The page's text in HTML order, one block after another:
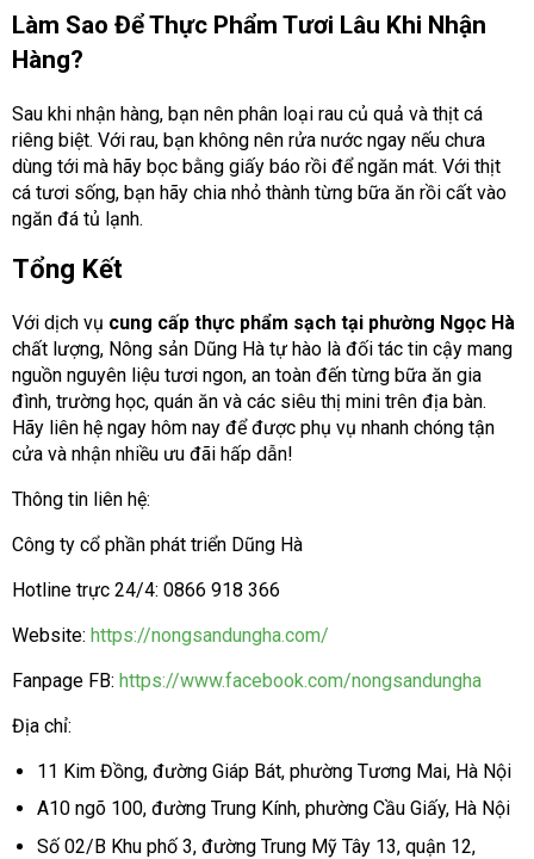
Làm Sao Để Thực Phẩm Tươi Lâu Khi Nhận
Hàng?
Sau khi nhận hàng, bạn nên phân loại rau củ quả và thịt cá
riêng biệt. Với rau, bạn không nên rửa nước ngay nếu chưa
dùng tới mà hãy bọc bằng giấy báo rồi để ngăn mát. Với thịt
cá tươi sống, bạn hãy chia nhỏ thành từng bữa ăn rồi cất vào
ngăn đá tủ lạnh.
Tổng Kết
Với dịch vụ cung cấp thực phẩm sạch tại phường Ngọc Hà
chất lượng, Nông sản Dũng Hà tự hào là đối tác tin cậy mang
nguồn nguyên liệu tươi ngon, an toàn đến từng bữa ăn gia
đình, trường học, quán ăn và các siêu thị mini trên địa bàn.
Hãy liên hệ ngay hôm nay để được phụ vụ nhanh chóng tận
cửa và nhận nhiều ưu đãi hấp dẫn!
Thông tin liên hệ:
Công ty cổ phần phát triển Dũng Hà
Hotline trực 24/4: 0866 918 366
Website: https://nongsandungha.com/
Fanpage FB: https://www.facebook.com/nongsandungha
Địa chỉ:
11 Kim Đồng, đường Giáp Bát, phường Tương Mai, Hà Nội
A10 ngõ 100, đường Trung Kính, phường Cầu Giấy, Hà Nội
Số 02/B Khu phố 3, đường Trung Mỹ Tây 13, quận 12,